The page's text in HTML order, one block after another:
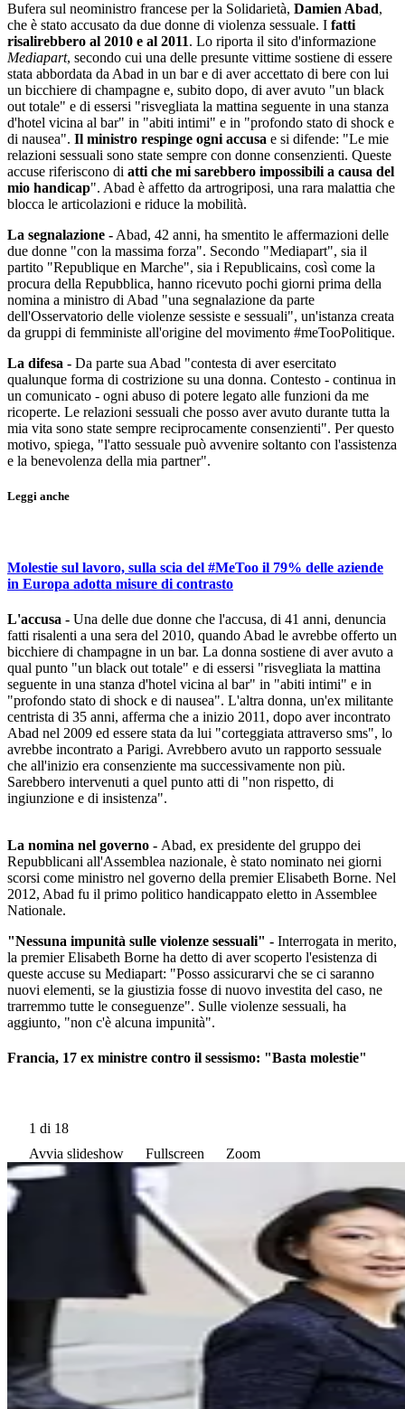
Bufera sul neoministro francese per la Solidarietà, Damien Abad,
che è stato accusato da due donne di violenza sessuale. I fatti
risalirebbero al 2010 e al 2011. Lo riporta il sito d'informazione
Mediapart, secondo cui una delle presunte vittime sostiene di essere
stata abbordata da Abad in un bar e di aver accettato di bere con lui
un bicchiere di champagne e, subito dopo, di aver avuto "un black
out totale" e di essersi "risvegliata la mattina seguente in una stanza
d'hotel vicina al bar" in "abiti intimi" e in "profondo stato di shock e
di nausea". Il ministro respinge ogni accusa e si difende: "Le mie
relazioni sessuali sono state sempre con donne consenzienti. Queste
accuse riferiscono di atti che mi sarebbero impossibili a causa del
mio handicap". Abad è affetto da artrogriposi, una rara malattia che
blocca le articolazioni e riduce la mobilità.
La segnalazione - Abad, 42 anni, ha smentito le affermazioni delle
due donne "con la massima forza". Secondo "Mediapart", sia il
partito "Republique en Marche", sia i Republicains, così come la
procura della Repubblica, hanno ricevuto pochi giorni prima della
nomina a ministro di Abad "una segnalazione da parte
dell'Osservatorio delle violenze sessiste e sessuali", un'istanza creata
da gruppi di femministe all'origine del movimento #meTooPolitique.
La difesa - Da parte sua Abad "contesta di aver esercitato
qualunque forma di costrizione su una donna. Contesto - continua in
un comunicato - ogni abuso di potere legato alle funzioni da me
ricoperte. Le relazioni sessuali che posso aver avuto durante tutta la
mia vita sono state sempre reciprocamente consenzienti". Per questo
motivo, spiega, "l'atto sessuale può avvenire soltanto con l'assistenza
e la benevolenza della mia partner".
Leggi anche
Molestie sul lavoro, sulla scia del #MeToo il 79% delle aziende
in Europa adotta misure di contrasto
L'accusa - Una delle due donne che l'accusa, di 41 anni, denuncia
fatti risalenti a una sera del 2010, quando Abad le avrebbe offerto un
bicchiere di champagne in un bar. La donna sostiene di aver avuto a
qual punto "un black out totale" e di essersi "risvegliata la mattina
seguente in una stanza d'hotel vicina al bar" in "abiti intimi" e in
"profondo stato di shock e di nausea". L'altra donna, un'ex militante
centrista di 35 anni, afferma che a inizio 2011, dopo aver incontrato
Abad nel 2009 ed essere stata da lui "corteggiata attraverso sms", lo
avrebbe incontrato a Parigi. Avrebbero avuto un rapporto sessuale
che all'inizio era consenziente ma successivamente non più.
Sarebbero intervenuti a quel punto atti di "non rispetto, di
ingiunzione e di insistenza".
La nomina nel governo - Abad, ex presidente del gruppo dei
Repubblicani all'Assemblea nazionale, è stato nominato nei giorni
scorsi come ministro nel governo della premier Elisabeth Borne. Nel
2012, Abad fu il primo politico handicappato eletto in Assemblee
Nationale.
"Nessuna impunità sulle violenze sessuali" - Interrogata in merito,
la premier Elisabeth Borne ha detto di aver scoperto l'esistenza di
queste accuse su Mediapart: "Posso assicurarvi che se ci saranno
nuovi elementi, se la giustizia fosse di nuovo investita del caso, ne
trarremmo tutte le conseguenze". Sulle violenze sessuali, ha
aggiunto, "non c'è alcuna impunità".
Francia, 17 ex ministre contro il sessismo: "Basta molestie"
1 di 18
Avvia slideshow
Fullscreen Zoom